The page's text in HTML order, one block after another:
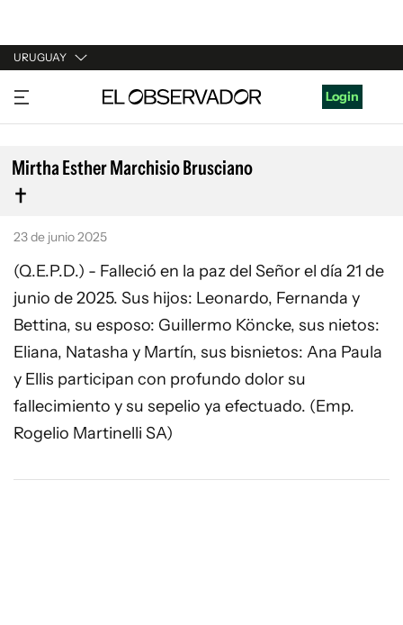
URUGUAY
URUGUAY
ARGENTINA
ESPAÑA
ESTADOS UNIDOS
Login
Mirtha Esther Marchisio Brusciano
23 de junio 2025
(Q.E.P.D.) - Falleció en la paz del Señor el día 21 de
junio de 2025. Sus hijos: Leonardo, Fernanda y
Bettina, su esposo: Guillermo Köncke, sus nietos:
Eliana, Natasha y Martín, sus bisnietos: Ana Paula
y Ellis participan con profundo dolor su
fallecimiento y su sepelio ya efectuado. (Emp.
Rogelio Martinelli SA)